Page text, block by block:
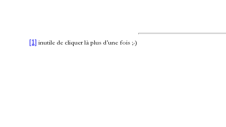
[1] inutile de cliquer là plus d’une fois ;-)